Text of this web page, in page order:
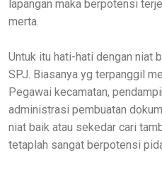
lapangan maka berpotensi
merta.
Untuk itu hati-hati dengan niat
SPJ. Biasanya yg terpanggil
Pegawai kecamatan,
administrasi pembuatan
niat baik atau sekedar cari
tetaplah sangat berpotensi